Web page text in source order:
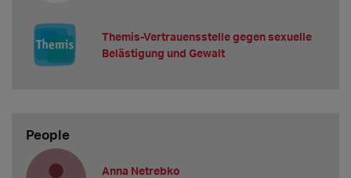
Themis-Vertrauensstelle gegen sexuelle
Belästigung und Gewalt
People
Anna Netrebko